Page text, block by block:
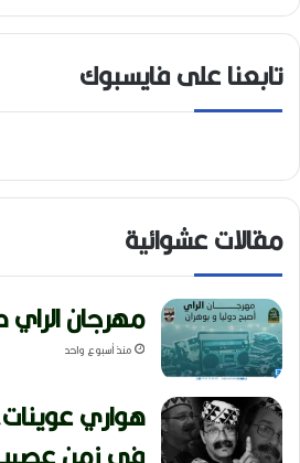
تابعنا على فايسبوك
مقالات عشوائية
مهرجان
منذ أسبوع واحد
هواري